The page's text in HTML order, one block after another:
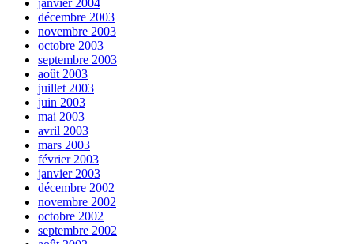
décembre 2003
novembre 2003
octobre 2003
septembre 2003
août 2003
juillet 2003
juin 2003
mai 2003
avril 2003
mars 2003
février 2003
janvier 2003
décembre 2002
novembre 2002
octobre 2002
septembre 2002